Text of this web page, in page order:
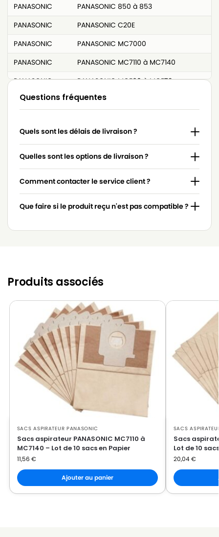
PANASONIC
PANASONIC 850 à 853
PANASONIC
PANASONIC C20E
PANASONIC
PANASONIC MC7000
PANASONIC
PANASONIC MC7110 à MC7140
PANASONIC
PANASONIC MCE60 à MCE73
PANASONIC
PANASONIC MCE80 à MCE93
Questions fréquentes
Quels sont les délais de livraison ?
Quelles sont les options de livraison ?
Comment contacter le service client ?
Que faire si le produit reçu n'est pas compatible ?
Produits associés
SACS ASPIRATEUR PANASONIC
Sacs aspirateur PANASONIC MC7110 à
MC7140 – Lot de 10 sacs en Papier
11,56 €
Ajouter au panier
SACS
Sacs
Lot de 10
20,04€